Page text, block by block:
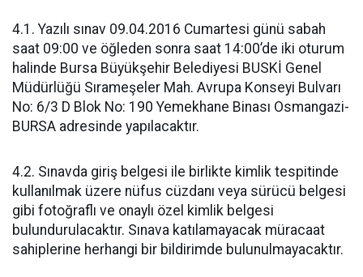
4.1. Yazılı sınav 09.04.2016 Cumartesi günü sabah
saat 09:00 ve öğleden sonra saat 14:00’de iki oturum
halinde Bursa Büyükşehir Belediyesi BUSKİ Genel
Müdürlüğü Sırameşeler Mah. Avrupa Konseyi Bulvarı
No: 6/3 D Blok No: 190 Yemekhane Binası Osmangazi-
BURSA adresinde yapılacaktır.
4.2. Sınavda giriş belgesi ile birlikte kimlik tespitinde
kullanılmak üzere nüfus cüzdanı veya sürücü belgesi
gibi fotoğraflı ve onaylı özel kimlik belgesi
bulundurulacaktır. Sınava katılamayacak müracaat
sahiplerine herhangi bir bildirimde bulunulmayacaktır.